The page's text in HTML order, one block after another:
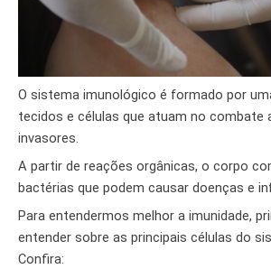
O sistema imunológico é formado por
tecidos e células que atuam no combate
invasores.
A partir de reações orgânicas, o corpo
bactérias que podem causar doenças e
Para entendermos melhor a imunidade,
entender sobre as principais células do
Confira: